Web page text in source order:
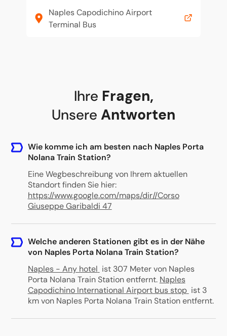
Naples Capodichino Airport
Terminal Bus
Ihre Fragen,
Unsere Antworten
Wie komme ich am besten nach Naples Porta
Nolana Train Station?
Eine Wegbeschreibung von Ihrem aktuellen
Standort finden Sie hier:
https://www.google.com/maps/dir//Corso
Giuseppe Garibaldi 47
Welche anderen Stationen gibt es in der Nähe
von Naples Porta Nolana Train Station?
Naples - Any hotel ist 307 Meter von Naples
Porta Nolana Train Station entfernt. Naples
Capodichino International Airport bus stop ist 3
km von Naples Porta Nolana Train Station entfernt.